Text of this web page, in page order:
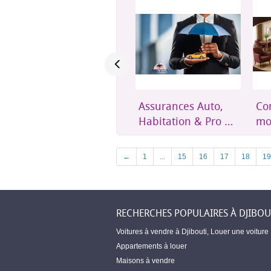
Confort et mobilier
moderne pour
← Previous
1 ... 15 16 17 18 19
RECHERCHES POPULAIRES À
Voitures à vendre à Djibouti, Louer une voiture
Appartements à louer
Maisons à vendre